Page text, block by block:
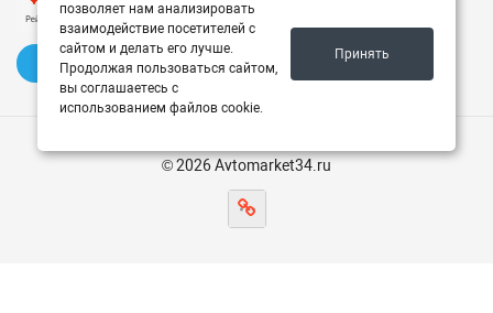
✍️ Оставить отзыв
© 2026 Avtomarket34.ru
позволяет нам анализировать
взаимодействие посетителей с
сайтом и делать его лучше.
Продолжая пользоваться сайтом,
вы соглашаетесь с
использованием файлов cookie.
Принять